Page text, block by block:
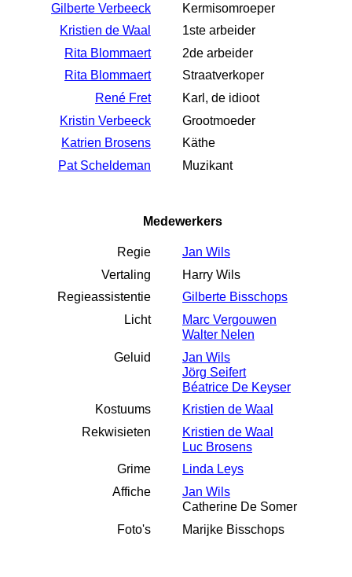
Gilberte Verbeeck
Kermisomroeper
Kristien de Waal
1ste arbeider
Rita Blommaert
2de arbeider
Rita Blommaert
Straatverkoper
René Fret
Karl, de idioot
Kristin Verbeeck
Grootmoeder
Katrien Brosens
Käthe
Pat Scheldeman
Muzikant
Medewerkers
Regie
Jan Wils
Vertaling
Harry Wils
Regieassistentie
Gilberte Bisschops
Licht
Marc Vergouwen
Walter Nelen
Geluid
Jan Wils
Jörg Seifert
Béatrice De Keyser
Kostuums
Kristien de Waal
Rekwisieten
Kristien de Waal
Luc Brosens
Grime
Linda Leys
Affiche
Jan Wils
Catherine De Somer
Foto's
Marijke Bisschops